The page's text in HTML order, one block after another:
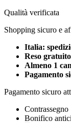
Qualità verificata
Shopping sicuro e
Italia:
Reso gratuito
Almeno 1
Pagamento
Pagamento sicuro
Contrassegno
Bonifico